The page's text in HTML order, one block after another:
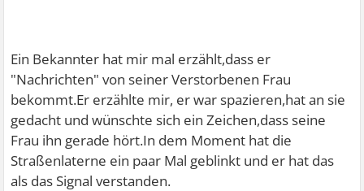
Ein Bekannter hat mir mal erzählt,dass er
"Nachrichten" von seiner Verstorbenen Frau
bekommt.Er erzählte mir, er war spazieren,hat an sie
gedacht und wünschte sich ein Zeichen,dass seine
Frau ihn gerade hört.In dem Moment hat die
Straßenlaterne ein paar Mal geblinkt und er hat das
als das Signal verstanden.